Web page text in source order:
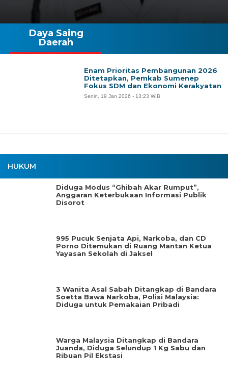
HUKUM
Diduga Modus “Ghibah Akar Rumput”,
Anggaran Keterbukaan Informasi Publik
Disorot
995 Pucuk Senjata Api, Narkoba, dan CD
Porno Ditemukan di Ruang Mantan Ketua
Yayasan Sekolah di Jaksel
3 Wanita Asal Sabah Ditangkap di Bandara
Soetta Bawa Narkoba, Polisi Malaysia:
Diduga untuk Pemakaian Pribadi
Warga Malaysia Ditangkap di Bandara
Juanda, Diduga Selundup 1 Kg Sabu dan
Ribuan Pil Ekstasi
Daya Saing
Daerah
Enam Prioritas Pembangunan 2026
Ditetapkan, Pemkab Sumenep
Fokus SDM dan Ekonomi Kerakyatan
Senin, 19 Jan 2026 - 13:23 WIB